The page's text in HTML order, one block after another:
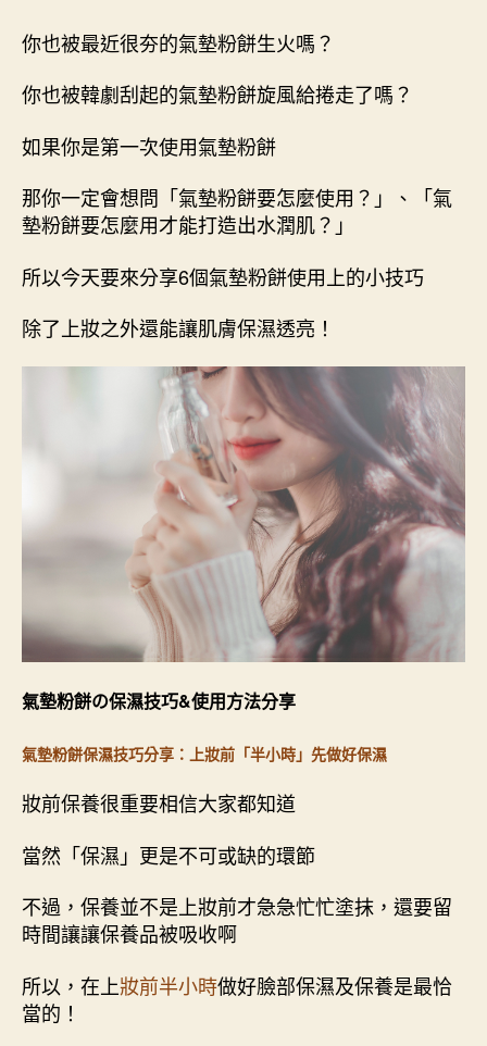
者
佈
日
期
你也被最近很夯的氣墊粉餅生火嗎？
你也被韓劇刮起的氣墊粉餅旋風給捲走了嗎？
如果你是第一次使用氣墊粉餅
那你一定會想問「氣墊粉餅要怎麼使用？」、「氣
墊粉餅要怎麼用才能打造出水潤肌？」
所以今天要來分享6個氣墊粉餅使用上的小技巧
除了上妝之外還能讓肌膚保濕透亮！
氣墊粉餅の保濕技巧&使用方法分享
氣墊粉餅保濕技巧分享：上妝前「半小時」先做好保濕
妝前保養很重要相信大家都知道
當然「保濕」更是不可或缺的環節
不過，保養並不是上妝前才急急忙忙塗抹，還要留
時間讓讓保養品被吸收啊
所以，在上妝前半小時做好臉部保濕及保養是最恰
當的！